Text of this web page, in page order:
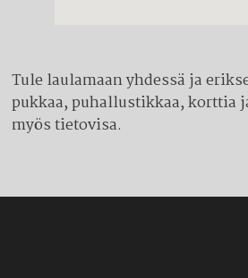
Tule laulamaan yhdessä ja
pukkaa, puhallustikkaa, korttia
myös tietovisa.